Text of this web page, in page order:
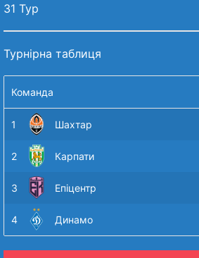
31 Тур
Турнірна таблиця
Команда
1 Шахтар
2 Карпати
3 Епіцентр
4 Динамо